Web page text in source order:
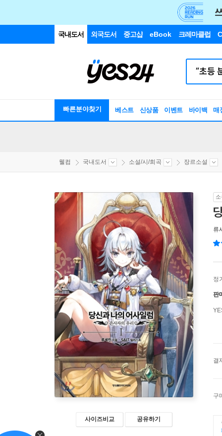
국내도서 외국도서 중고샵 eBook 크레마클럽
빠른분야찾기 베스트 신상품 이벤트 바이백 매
웰컴 국내도서 소설/시/희곡 장르소설
사이즈비교 공유하기
류
정
판
결
구